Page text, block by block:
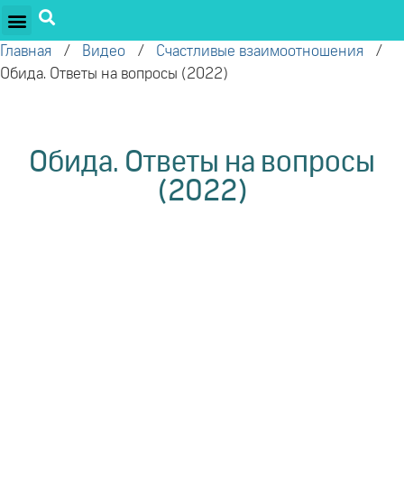
Главная / Видео / Счастливые взаимоотношения /
Обида. Ответы на вопросы (2022)
Обида. Ответы на вопросы
(2022)